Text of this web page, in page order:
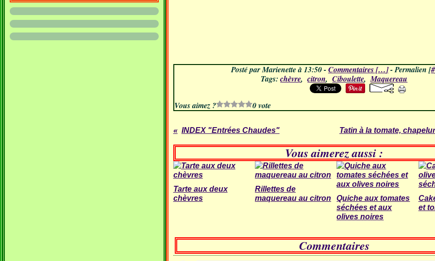
Posté par Marienette à 13:50 -Commentaires […]- Permalien [#
Tags:chèvre,citron,Ciboulette,Maquereau
Vous aimez ? 0 vote
INDEX "Entrées Chaudes" Tatin à la tomate,
Vous aimerez aussi :
Tarte aux deux
chèvres
Rillettes de
maquereau au citron
Quiche aux tomates
séchées et aux
olives noires
et
Commentaires